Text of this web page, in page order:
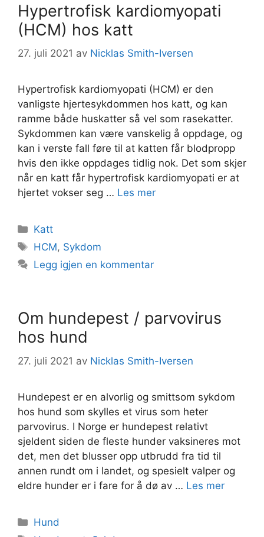
Hypertrofisk kardiomyopati
(HCM) hos katt
27. juli 2021 av Nicklas Smith-Iversen
Hypertrofisk kardiomyopati (HCM) er den
vanligste hjertesykdommen hos katt, og kan
ramme både huskatter så vel som rasekatter.
Sykdommen kan være vanskelig å oppdage, og
kan i verste fall føre til at katten får blodpropp
hvis den ikke oppdages tidlig nok. Det som skjer
når en katt får hypertrofisk kardiomyopati er at
hjertet vokser seg … Les mer
Kategorier
Katt
Stikkord
HCM, Sykdom
Legg igjen en kommentar
Om hundepest / parvovirus
hos hund
27. juli 2021 av Nicklas Smith-Iversen
Hundepest er en alvorlig og smittsom sykdom
hos hund som skylles et virus som heter
parvovirus. I Norge er hundepest relativt
sjeldent siden de fleste hunder vaksineres mot
det, men det blusser opp utbrudd fra tid til
annen rundt om i landet, og spesielt valper og
eldre hunder er i fare for å dø av … Les mer
Kategorier
Hund